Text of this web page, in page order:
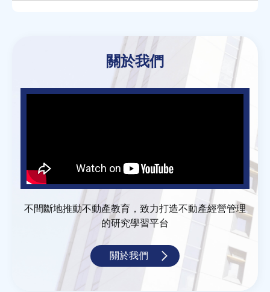
關於我們
不間斷地推動不動產教育，致力打造不動產經營管理
的研究學習平台
關於我們